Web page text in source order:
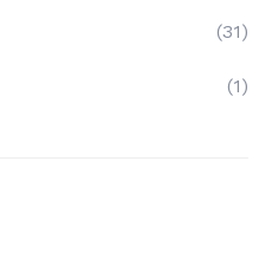
(31)
(1)